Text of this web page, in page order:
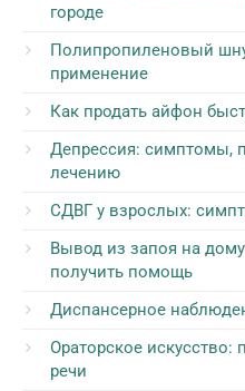
городе
Полипропиленовый
применение
Как продать айфон
Депрессия: симптомы,
лечению
СДВГ у взрослых:
Вывод из запоя на
получить помощь
Диспансерное
Ораторское искусство:
речи